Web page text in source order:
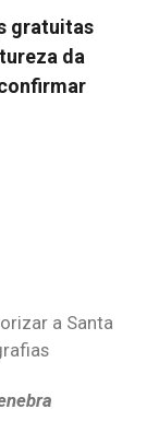
gratuitas
da